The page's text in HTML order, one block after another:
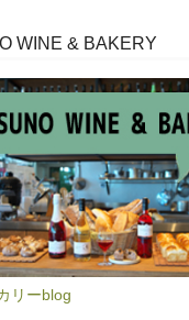
WINE & BAKERY
リーblog